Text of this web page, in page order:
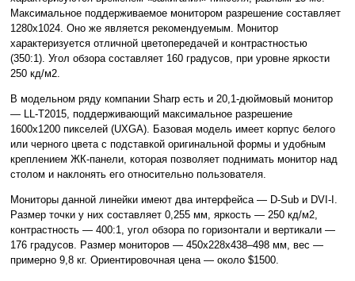
Максимальное поддерживаемое монитором разрешение составляет
1280x1024. Оно же является рекомендуемым. Монитор
характеризуется отличной цветопередачей и контрастностью
(350:1). Угол обзора составляет 160 градусов, при уровне яркости
250 кд/м2.
В модельном ряду компании Sharp есть и 20,1-дюймовый монитор
— LL-T2015, поддерживающий максимальное разрешение
1600x1200 пикселей (UXGA). Базовая модель имеет корпус белого
или черного цвета с подставкой оригинальной формы и удобным
креплением ЖК-панели, которая позволяет поднимать монитор над
столом и наклонять его относительно пользователя.
Мониторы данной линейки имеют два интерфейса — D-Sub и DVI-I.
Размер точки у них составляет 0,255 мм, яркость — 250 кд/м2,
контрастность — 400:1, угол обзора по горизонтали и вертикали —
176 градусов. Размер мониторов — 450x228x438–498 мм, вес —
примерно 9,8 кг. Ориентировочная цена — около $1500.